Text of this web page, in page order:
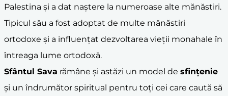
Palestina și a dat naștere la numeroase alte mănăstiri.
Tipicul său a fost adoptat de multe mănăstiri
ortodoxe și a influențat dezvoltarea vieții monahale în
întreaga lume ortodoxă.
Sfântul Sava rămâne și astăzi un model de sfințenie
și un îndrumător spiritual pentru toți cei care caută să